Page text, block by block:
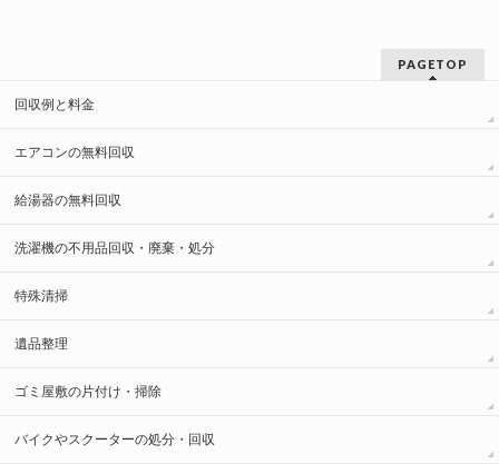
PAGETOP
回収例と料金
エアコンの無料回収
給湯器の無料回収
洗濯機の不用品回収・廃棄・処分
特殊清掃
遺品整理
ゴミ屋敷の片付け・掃除
バイクやスクーターの処分・回収